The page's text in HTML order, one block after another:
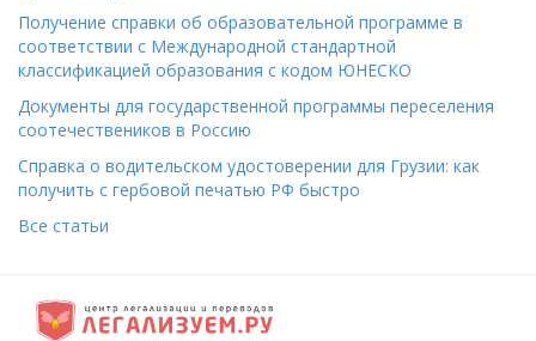
Получение справки об образовательной программе в
соответствии с Международной стандартной
классификацией образования с кодом ЮНЕСКО
Документы для государственной программы переселения
соотечествеников в Россию
Справка о водительском удостоверении для Грузии: как
получить с гербовой печатью РФ быстро
Все статьи